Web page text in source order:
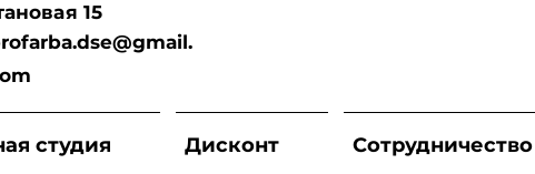
15
студия Дисконт Сотрудничество